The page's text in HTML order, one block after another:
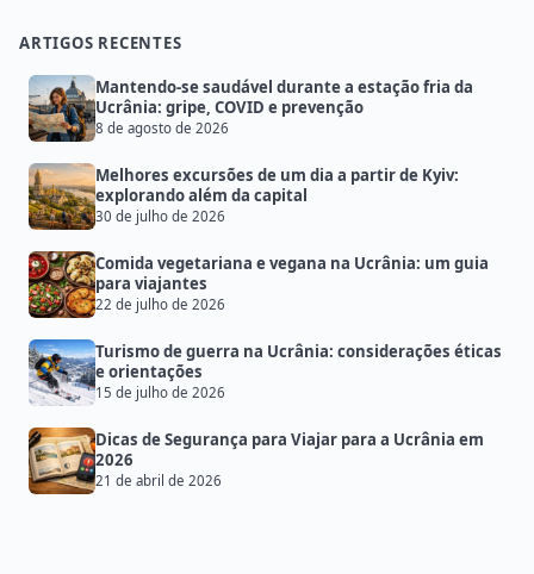
ARTIGOS RECENTES
Mantendo-se saudável durante a estação fria da
Ucrânia: gripe, COVID e prevenção
8 de agosto de 2026
Melhores excursões de um dia a partir de Kyiv:
explorando além da capital
30 de julho de 2026
Comida vegetariana e vegana na Ucrânia: um guia
para viajantes
22 de julho de 2026
Turismo de guerra na Ucrânia: considerações éticas
e orientações
15 de julho de 2026
Dicas de Segurança para Viajar para a Ucrânia em
2026
21 de abril de 2026